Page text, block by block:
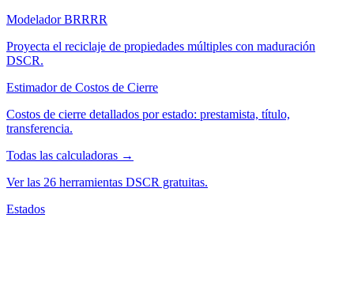
Modelador BRRRR
Proyecta el reciclaje de propiedades múltiples con maduración
DSCR.
Estimador de Costos de Cierre
Costos de cierre detallados por estado: prestamista, título,
transferencia.
Todas las calculadoras →
Ver las 26 herramientas DSCR gratuitas.
Estados